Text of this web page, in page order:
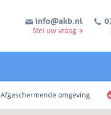
info@akb.nl
Stel uw vraag
Afgeschermende omgeving